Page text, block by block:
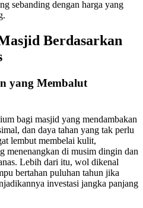
sebanding dengan harga yang
Berdasarkan
yang Membalut
bagi masjid yang mendambakan
dan daya tahan yang tak perlu
lembut membelai kulit,
menenangkan di musim dingin dan
Lebih dari itu, wol dikenal
bertahan puluhan tahun jika
investasi jangka panjang